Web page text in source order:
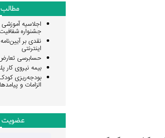
مطالب
اجلاسیه
جشنواره
نقدی بر
اینترنتی
حسابرسی
بیمه نیروی کار
بودجه‌ریزی
الزامات و پیامدها
عضویت